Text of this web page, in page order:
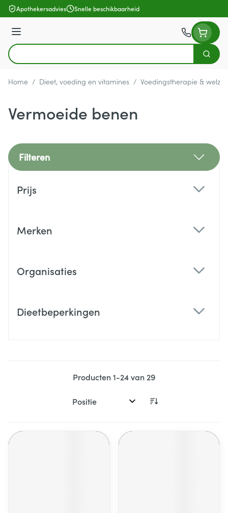
Ga naar de inhoud
Apothekersadvies Snelle beschikbaarheid
Menu
Product, merk, categorie...
Zoek
Home / Dieet, voeding en vitamines / Voedingstherapie & welzijn
Vermoeide benen
Filteren
Prijs
Merken
Organisaties
Dieetbeperkingen
Producten1-24van 29
Sorteer op: